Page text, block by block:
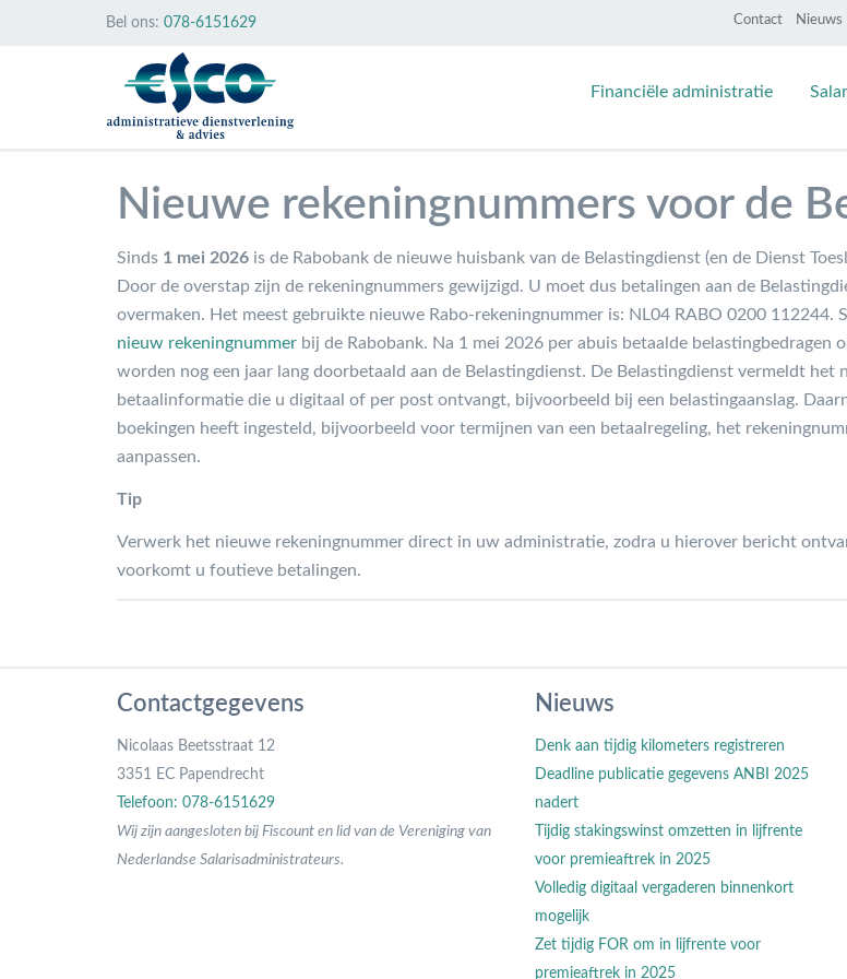
Contact Nieuws
Bel ons: 078-6151629
Financiële administratie
Nieuwe rekeningnummers voor de
Sinds 1 mei 2026 is de Rabobank de nieuwe huisbank van de Belastingdienst (en de Dienst
Door de overstap zijn de rekeningnummers gewijzigd. U moet dus betalingen aan de
overmaken. Het meest gebruikte nieuwe Rabo-rekeningnummer is: NL04 RABO 0200 112244.
nieuw rekeningnummer bij de Rabobank. Na 1 mei 2026 per abuis betaalde belastingbedragen
worden nog een jaar lang doorbetaald aan de Belastingdienst. De Belastingdienst vermeldt het
betaalinformatie die u digitaal of per post ontvangt, bijvoorbeeld bij een belastingaanslag.
boekingen heeft ingesteld, bijvoorbeeld voor termijnen van een betaalregeling, het
aanpassen.
Tip
Verwerk het nieuwe rekeningnummer direct in uw administratie, zodra u hierover bericht
voorkomt u foutieve betalingen.
Contactgegevens
Nicolaas Beetsstraat 12
3351 EC Papendrecht
Telefoon: 078-6151629
Wij zijn aangesloten bij Fiscount en lid van de Vereniging van
Nederlandse Salarisadministrateurs.
Nieuws
Denk aan tijdig kilometers registreren
Deadline publicatie gegevens ANBI 2025
nadert
Tijdig stakingswinst omzetten in lijfrente
voor premieaftrek in 2025
Volledig digitaal vergaderen binnenkort
mogelijk
Zet tijdig FOR om in lijfrente voor
premieaftrek in 2025